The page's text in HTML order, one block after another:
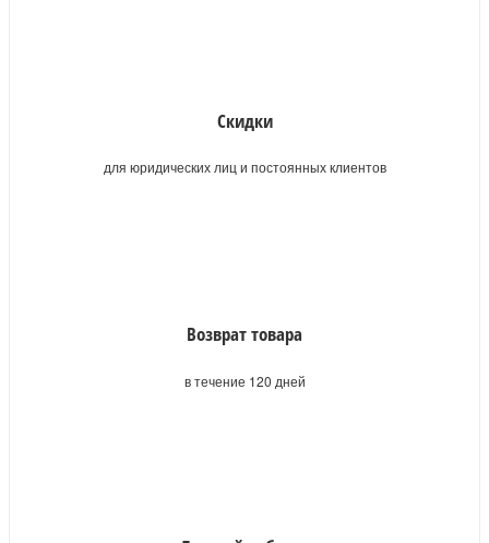
Скидки
для юридических лиц и постоянных клиентов
Возврат товара
в течение 120 дней